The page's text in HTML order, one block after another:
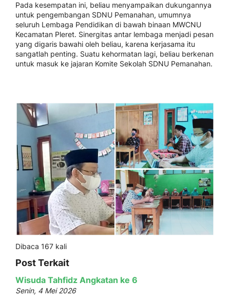
Pada kesempatan ini, beliau menyampaikan dukungannya
untuk pengembangan SDNU Pemanahan, umumnya
seluruh Lembaga Pendidikan di bawah binaan MWCNU
Kecamatan Pleret. Sinergitas antar lembaga menjadi pesan
yang digaris bawahi oleh beliau, karena kerjasama itu
sangatlah penting. Suatu kehormatan lagi, beliau berkenan
untuk masuk ke jajaran Komite Sekolah SDNU Pemanahan.
Dibaca 167 kali
Post Terkait
Wisuda Tahfidz Angkatan ke 6
Senin, 4 Mei 2026